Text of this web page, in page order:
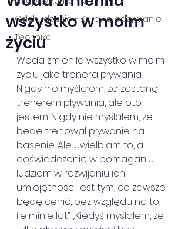
Odchudzanie - Zdrowe odżywianie
Technika
wszystko w moim
życiu
Woda zmieniła wszystko w moim
życiu jako trenera pływania.
Nigdy nie myślałem, że zostanę
trenerem pływania, ale oto
jestem. Nigdy nie myślałem, że
będę trenował pływanie na
basenie. Ale uwielbiam to, a
doświadczenie w pomaganiu
ludziom w rozwijaniu ich
umiejętności jest tym, co zawsze
będę cenić, bez względu na to,
ile minie lat”. „Kiedyś myślałem, że